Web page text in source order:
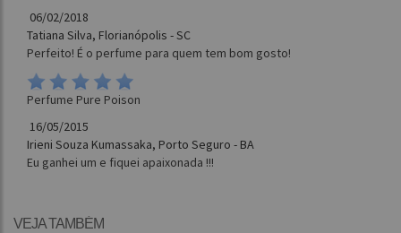
06/02/2018
Tatiana Silva, Florianópolis - SC
Perfeito! É o perfume para quem tem bom gosto!
Perfume Pure Poison
16/05/2015
Irieni Souza Kumassaka, Porto Seguro - BA
Eu ganhei um e fiquei apaixonada !!!
VEJA TAMBÉM